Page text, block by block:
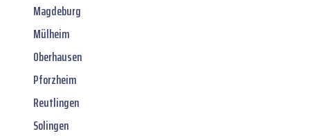
Magdeburg
Mülheim
Oberhausen
Pforzheim
Reutlingen
Solingen